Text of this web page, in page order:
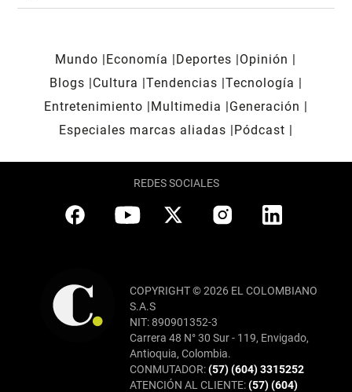
Mundo Economía Deportes
Opinión
Blogs
Cultura Tendencias Tecnología
Entretenimiento
Multimedia
Generación
Especiales marcas aliadas
Pódcast
REDES SOCIALES
COPYRIGHT © 2026 EL COLOMBIANO
S.A.S
NIT: 890901352-3
Carrera 48 N° 30 Sur - 119, Envigado,
Antioquia, Colombia.
CONMUTADOR:(57) (604) 3315252
ATENCIÓN AL CLIENTE:(57) (604)